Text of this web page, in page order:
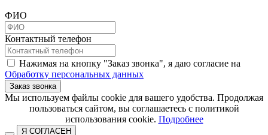
ФИО
Контактный телефон
Нажимая на кнопку "Заказ звонка", я даю согласие на
Обработку персональных данных
Заказ звонка
​​​​​​​Мы используем файлы cookie для вашего удобства. Продолжая
пользоваться сайтом, вы соглашаетесь с политикой
использования cookie.​​​​​​​ Подробнее
Я СОГЛАСЕН